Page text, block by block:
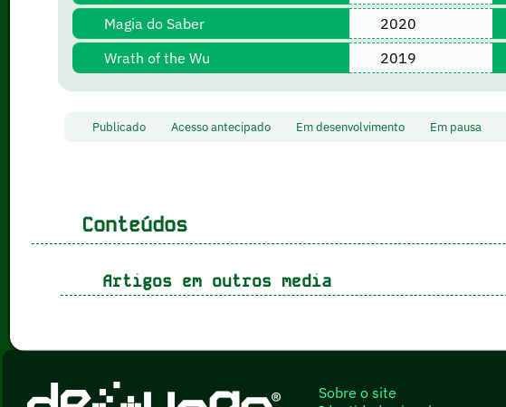
Magia do Saber 2020
Wrath of the Wu 2019
Publicado Acesso antecipado Em desenvolvimento Em pausa
Conteúdos
Artigos em outros media
Sobre o site